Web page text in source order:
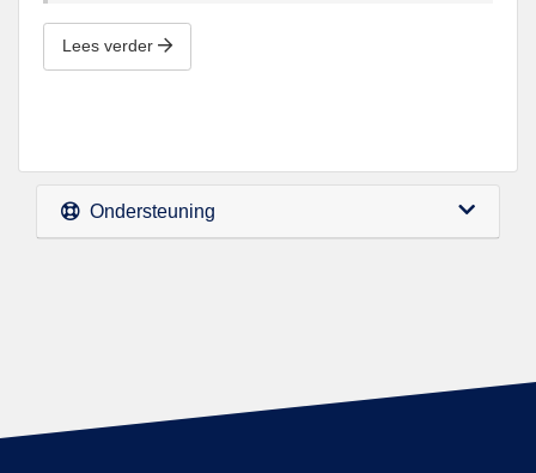
Lees verder
Ondersteuning